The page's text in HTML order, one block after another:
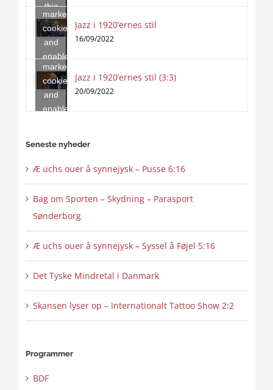
this
content
marketing
cookies
and
enable
this
content
Jazz i 1920’ernes stil
16/09/2022
Click
to
accept
marketing
cookies
and
enable
Jazz i 1920’ernes stil (3:3)
20/09/2022
Seneste nyheder
Æ uchs ouer å synnejysk – Pusse 6:16
Bag om Sporten – Skydning – Parasport
Sønderborg
Æ uchs ouer å synnejysk – Syssel å Føjel 5:16
Det Tyske Mindretal i Danmark
Skansen lyser op – Internationalt Tattoo Show 2:2
Programmer
BDF